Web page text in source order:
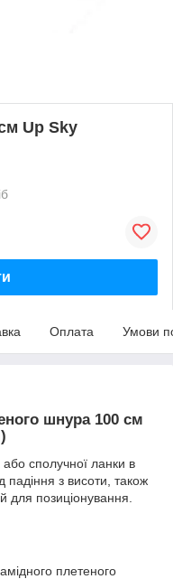
Up Sky
Оплата Умови
шнура 100 см
або сполучної ланки в
падіння з висоти, також
для позиціонування.
плетеного